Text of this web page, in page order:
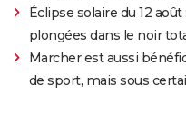
Éclipse solaire du 12
plongées dans le noir
Marcher est aussi
de sport, mais sous